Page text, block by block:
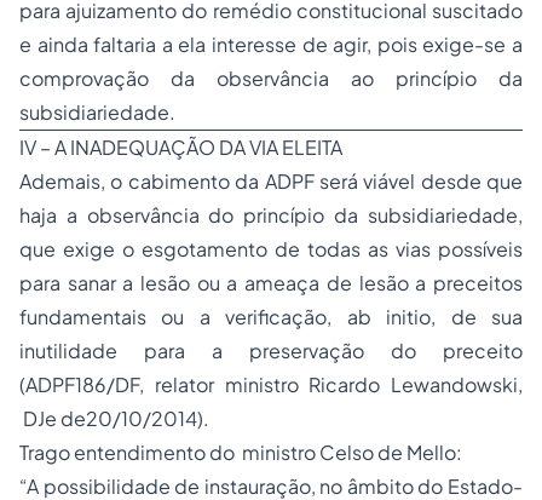
para ajuizamento do remédio constitucional suscitado
e ainda faltaria a ela interesse de agir, pois exige-se a
comprovação da observância ao princípio da
subsidiariedade.
IV – A INADEQUAÇÃO DA VIA ELEITA
Ademais, o cabimento da ADPF será viável desde que
haja a observância do princípio da subsidiariedade,
que exige o esgotamento de todas as vias possíveis
para sanar a lesão ou a ameaça de lesão a preceitos
fundamentais ou a verificação, ab initio, de sua
inutilidade para a preservação do preceito
(ADPF186/DF, relator ministro Ricardo Lewandowski,
DJe de20/10/2014).
Trago entendimento do ministro Celso de Mello:
“A possibilidade de instauração, no âmbito do Estado-